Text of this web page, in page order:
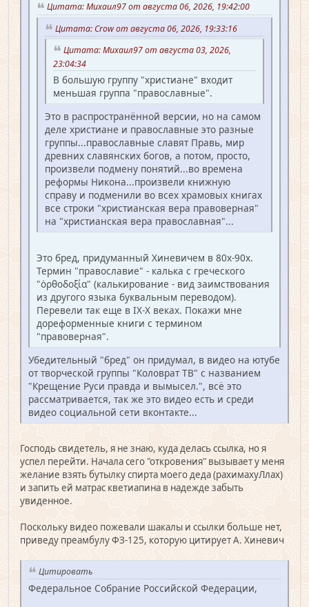
Цитата: Михаил97 от августа 06, 2026, 19:42:00
Цитата: Crow от августа 06, 2026, 19:33:16
Цитата: Михаил97 от августа 03, 2026,
23:04:34
В большую группу "христиане" входит
меньшая группа "православные".
Это в распространённой версии, но на самом
деле христиане и православные это разные
группы...православные славят Правь, мир
древних славянских богов, а потом, просто,
произвели подмену понятий...во времена
реформы Никона...произвели книжную
справу и подменили во всех храмовых книгах
все строки "христианская вера правоверная"
на "христианская вера православная"...
Это бред, придуманный Хиневичем в 80х-90х.
Термин "православие" - калька с греческого
"ὀρθοδοξία" (калькирование - вид заимствования
из другого языка буквальным переводом).
Перевели так еще в IX-X веках. Покажи мне
дореформенные книги с термином
"правоверная".
Убедительный "бред" он придумал, в видео на ютубе
от творческой группы "Коловрат ТВ" с названием
"Крещение Руси правда и вымысел.", всё это
рассматривается, так же это видео есть и среди
видео социальной сети вконтакте...
Господь свидетель, я не знаю, куда делась ссылка, но я
успел перейти. Начала сего "откровения" вызывает у меня
желание взять бутылку спирта моего деда (рахимахуЛлах)
и запить ей матрас кветиапина в надежде забыть
увиденное.
Поскольку видео пожевали шакалы и ссылки больше нет,
приведу преамбулу ФЗ-125, которую цитирует А. Хиневич
Цитировать
Федеральное Собрание Российской Федерации,